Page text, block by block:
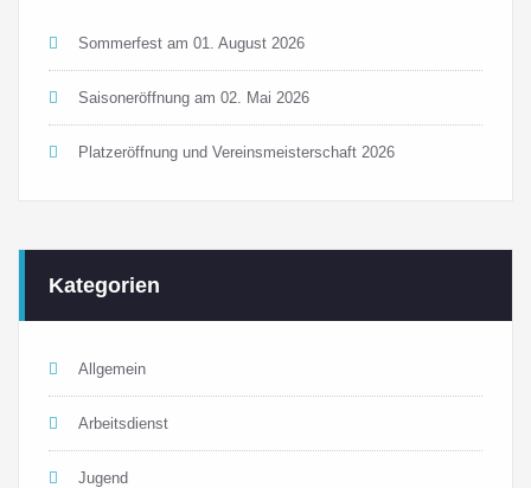
Sommerfest am 01. August 2026
Saisoneröffnung am 02. Mai 2026
Platzeröffnung und Vereinsmeisterschaft 2026
Kategorien
Allgemein
Arbeitsdienst
Jugend